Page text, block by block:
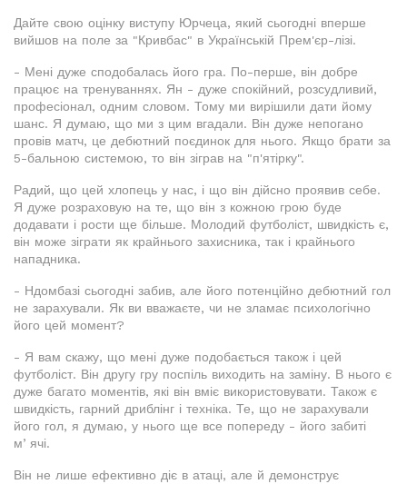
Дайте свою оцінку виступу Юрчеца, який сьогодні вперше
вийшов на поле за "Кривбас" в Українській Прем'єр-лізі.
- Мені дуже сподобалась його гра. По-перше, він добре
працює на тренуваннях. Ян - дуже спокійний, розсудливий,
професіонал, одним словом. Тому ми вирішили дати йому
шанс. Я думаю, що ми з цим вгадали. Він дуже непогано
провів матч, це дебютний поєдинок для нього. Якщо брати за
5-бальною системою, то він зіграв на "п'ятірку".
Радий, що цей хлопець у нас, і що він дійсно проявив себе.
Я дуже розраховую на те, що він з кожною грою буде
додавати і рости ще більше. Молодий футболіст, швидкість є,
він може зіграти як крайнього захисника, так і крайнього
нападника.
- Ндомбазі сьогодні забив, але його потенційно дебютний гол
не зарахували. Як ви вважаєте, чи не зламає психологічно
його цей момент?
- Я вам скажу, що мені дуже подобається також і цей
футболіст. Він другу гру поспіль виходить на заміну. В нього є
дуже багато моментів, які він вміє використовувати. Також є
швидкість, гарний дриблінг і техніка. Те, що не зарахували
його гол, я думаю, у нього ще все попереду - його забиті
мʼячі.
Він не лише ефективно діє в атаці, але й демонструє